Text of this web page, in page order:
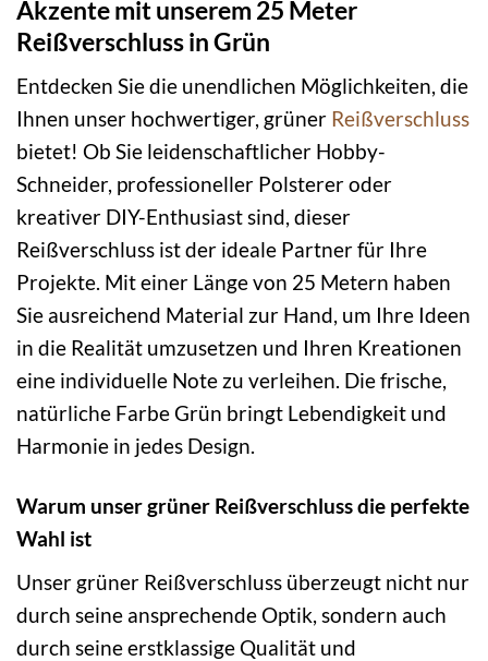
Akzente mit unserem 25 Meter
Reißverschluss in Grün
Entdecken Sie die unendlichen Möglichkeiten, die
Ihnen unser hochwertiger, grüner Reißverschluss
bietet! Ob Sie leidenschaftlicher Hobby-
Schneider, professioneller Polsterer oder
kreativer DIY-Enthusiast sind, dieser
Reißverschluss ist der ideale Partner für Ihre
Projekte. Mit einer Länge von 25 Metern haben
Sie ausreichend Material zur Hand, um Ihre Ideen
in die Realität umzusetzen und Ihren Kreationen
eine individuelle Note zu verleihen. Die frische,
natürliche Farbe Grün bringt Lebendigkeit und
Harmonie in jedes Design.
Warum unser grüner Reißverschluss die perfekte
Wahl ist
Unser grüner Reißverschluss überzeugt nicht nur
durch seine ansprechende Optik, sondern auch
durch seine erstklassige Qualität und